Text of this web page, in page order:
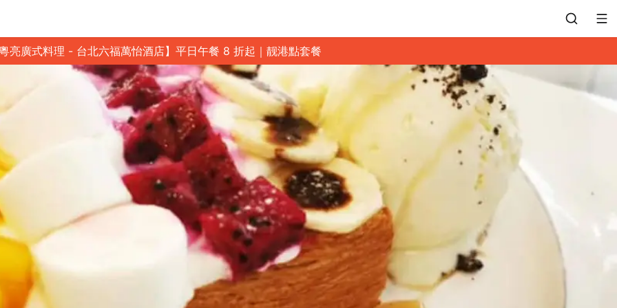
訂位紀錄
餐廳客服
常見問題
EZTABLE 禮物卡
亮廣式料理 - 台北六福萬怡酒店】平日午餐 8 折起｜靓港點套餐